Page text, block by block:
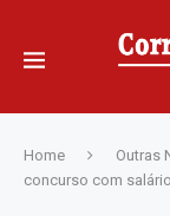
Home Outras
concurso com